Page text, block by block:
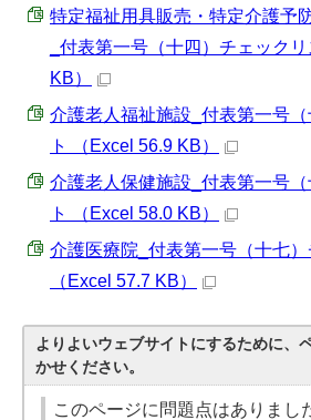
特定福祉用具販売・特定介護予
_付表第一号（十四）チェック
KB）
介護老人福祉施設_付表第一号
ト （Excel 56.9 KB）
介護老人保健施設_付表第一号
ト （Excel 58.0 KB）
介護医療院_付表第一号（十七）
（Excel 57.7 KB）
よりよいウェブサイトにするために、
かせください。
このページに問題点はありまし